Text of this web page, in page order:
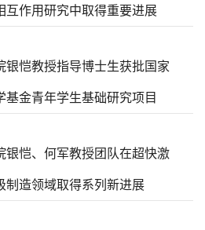
互作用研究中取得重要进展
银恺教授指导博士生获批国家
基金青年学生基础研究项目
银恺、何军教授团队在超快激
制造领域取得系列新进展